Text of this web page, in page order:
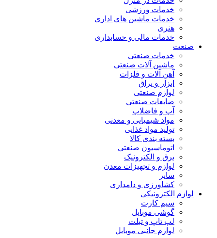
خدمات ورزشی
خدمات ماشین های اداری
هنری
خدمات مالی و حسابداری
صنعت
خدمات صنعتی
ماشین آلات صنعتی
آهن آلات و فلزات
ابزار و یراق
لوازم صنعتی
ضایعات صنعتی
آب و فاضلاب
مواد شیمیایی و معدنی
تولید مواد غذایی
بسته بندی کالا
اتوماسیون صنعتی
برق و الکترونیک
لوازم و تجهیزات معدن
سایر
کشاورزی و دامداری
لوازم الکترونیکی
سیم کارت
گوشی موبایل
لپ تاپ و تبلت
لوازم جانبی موبایل